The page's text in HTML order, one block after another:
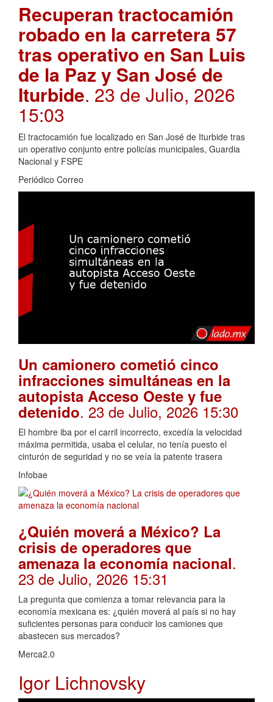
Recuperan tractocamión
robado en la carretera 57
tras operativo en San Luis
de la Paz y San José de
Iturbide. 23 de Julio, 2026
15:03
El tractocamión fue localizado en San José de Iturbide tras
un operativo conjunto entre policías municipales, Guardia
Nacional y FSPE
Periódico Correo
Un camionero cometió cinco
infracciones simultáneas en la
autopista Acceso Oeste y fue
detenido. 23 de Julio, 2026 15:30
El hombre iba por el carril incorrecto, excedía la velocidad
máxima permitida, usaba el celular, no tenía puesto el
cinturón de seguridad y no se veía la patente trasera
Infobae
¿Quién moverá a México? La
crisis de operadores que
amenaza la economía nacional.
23 de Julio, 2026 15:31
La pregunta que comienza a tomar relevancia para la
economía mexicana es: ¿quién moverá al país si no hay
suficientes personas para conducir los camiones que
abastecen sus mercados?
Merca2.0
Igor Lichnovsky